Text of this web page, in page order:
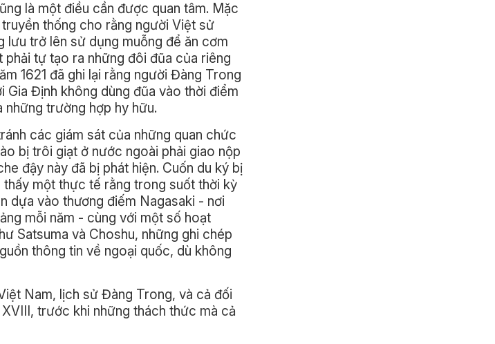
là một điều cần được quan tâm. Mặc
thống cho rằng người Việt sử
lưu trở lên sử dụng muỗng để ăn cơm
tự tạo ra những đôi đũa của riêng
1621 đã ghi lại rằng người Đàng Trong
Gia Định không dùng đũa vào thời điểm
những trường hợp hy hữu.
các giám sát của những quan chức
bị trôi giạt ở nước ngoài phải giao nộp
đậy này đã bị phát hiện. Cuốn du ký bị
thấy một thực tế rằng trong suốt thời kỳ
dựa vào thương điếm Nagasaki - nơi
mỗi năm - cùng với một số hoạt
Satsuma và Choshu, những ghi chép
thông tin về ngoại quốc, dù không
Nam, lịch sử Đàng Trong, và cả đối
trước khi những thách thức mà cả